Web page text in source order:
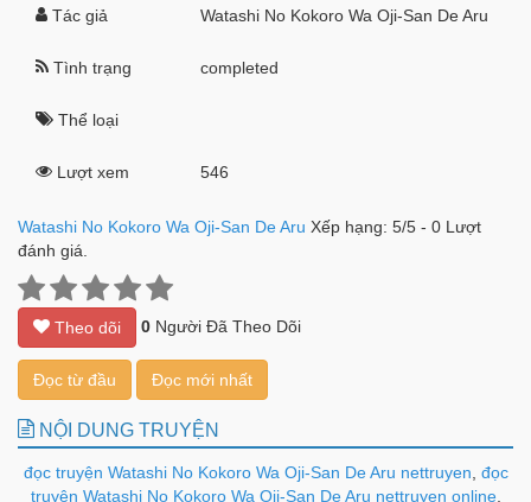
Tác giả Watashi No Kokoro Wa Oji-San De Aru
Tình trạng completed
Thể loại
Lượt xem 546
Watashi No Kokoro Wa Oji-San De Aru Xếp hạng: 5/5 - 0 Lượt
đánh giá.
Theo dõi 0 Người Đã Theo Dõi
Đọc từ đầu Đọc mới nhất
NỘI DUNG TRUYỆN
đọc truyện Watashi No Kokoro Wa Oji-San De Aru nettruyen đọc
truyện Watashi No Kokoro Wa Oji-San De Aru nettruyen online,